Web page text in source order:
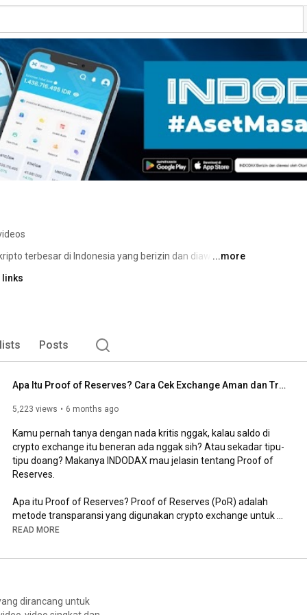
terbesar di Indonesia yang berizin dan diawasi oleh
...more
links
Posts
Apa Itu Proof of Reserves? Cara Cek Exchange Aman dan Transparan
5,223 views 6 months ago
Kamu pernah tanya dengan nada kritis nggak, kalau saldo di
crypto exchange itu beneran ada nggak sih? Atau sekadar tipu-
tipu doang? Makanya INDODAX mau jelasin tentang Proof of
Reserves.
Apa itu Proof of Reserves? Proof of Reserves (PoR) adalah
metode transparansi yang digunakan crypto exchange untuk
membuktikan bahwa mereka benar-benar memiliki cadangan
membangun kepercayaan dalam dunia kripto.
READ MORE
dirancang untuk